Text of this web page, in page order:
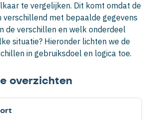
te vergelijken. Dit komt omdat de
verschillend met bepaalde gegevens
de verschillen en welk onderdeel
situatie? Hieronder lichten we de
in gebruiksdoel en logica toe.
overzichten